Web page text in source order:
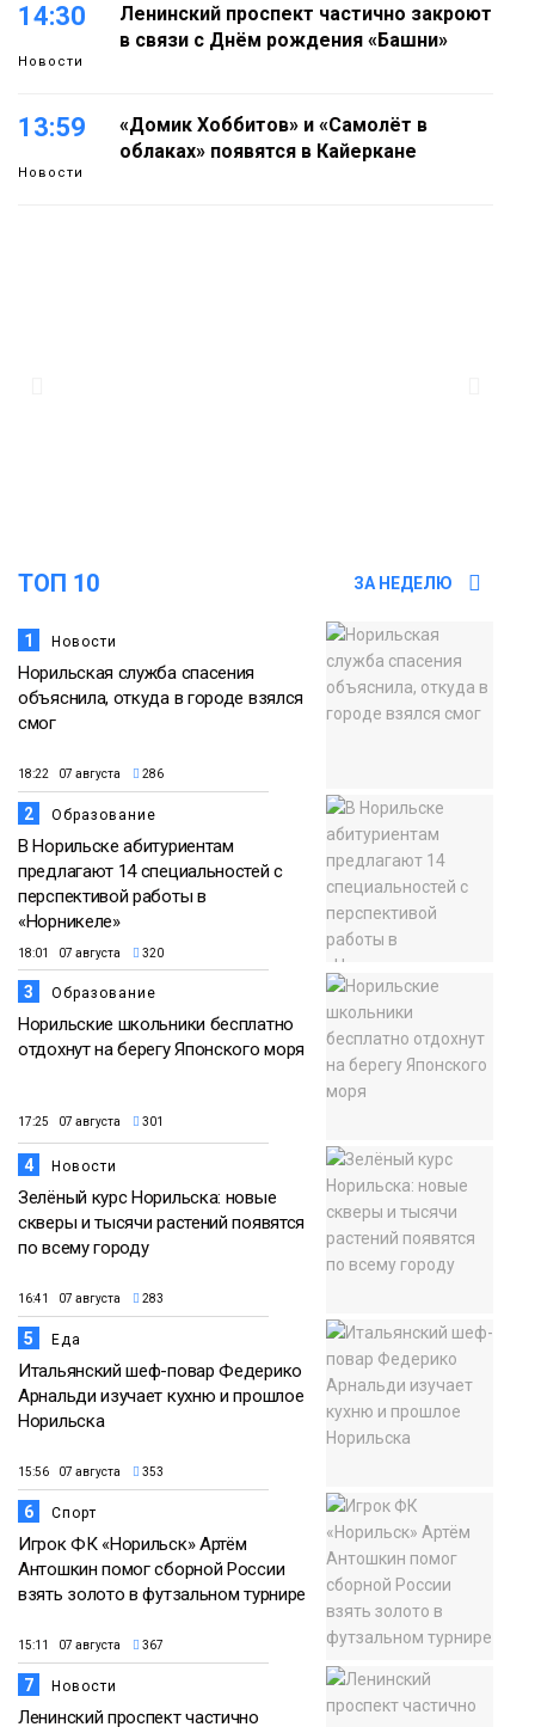
14:30
Новости
Ленинский проспект частично закроют
в связи с Днём рождения «Башни»
13:59
Новости
«Домик Хоббитов» и «Самолёт в
облаках» появятся в Кайеркане
ТОП 10 ЗА НЕДЕЛЮ
1 Новости
Норильская служба спасения
объяснила, откуда в городе взялся
смог
18:22 07 августа 286
2 Образование
В Норильске абитуриентам
предлагают 14 специальностей с
перспективой работы в
«Норникеле»
18:01 07 августа 320
3 Образование
Норильские школьники бесплатно
отдохнут на берегу Японского моря
17:25 07 августа 301
4 Новости
Зелёный курс Норильска: новые
скверы и тысячи растений появятся
по всему городу
16:41 07 августа 283
5 Еда
Итальянский шеф-повар Федерико
Арнальди изучает кухню и прошлое
Норильска
15:56 07 августа 353
6 Спорт
Игрок ФК «Норильск» Артём
Антошкин помог сборной России
взять золото в футзальном турнире
15:11 07 августа 367
7 Новости
Ленинский проспект частично